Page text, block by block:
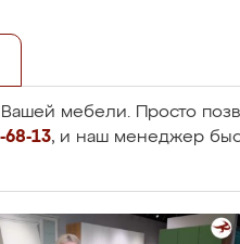
Вашей мебели. Просто
68-13, и наш менеджер